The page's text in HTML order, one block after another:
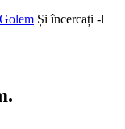
Și încercați -l